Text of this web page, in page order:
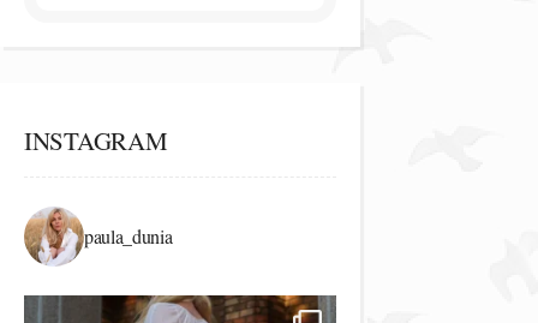
INSTAGRAM
paula_dunia